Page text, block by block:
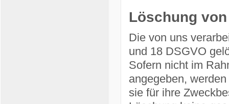
Löschung
Die von uns
und 18 DSGVO
Sofern nicht im
angegeben,
sie für ihre